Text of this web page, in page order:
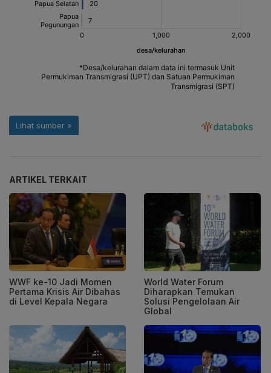
ARTIKEL TERKAIT
WWF ke-10 Jadi Momen
Pertama Krisis Air Dibahas
di Level Kepala Negara
World Water Forum
Diharapkan Temukan
Solusi Pengelolaan Air
Global